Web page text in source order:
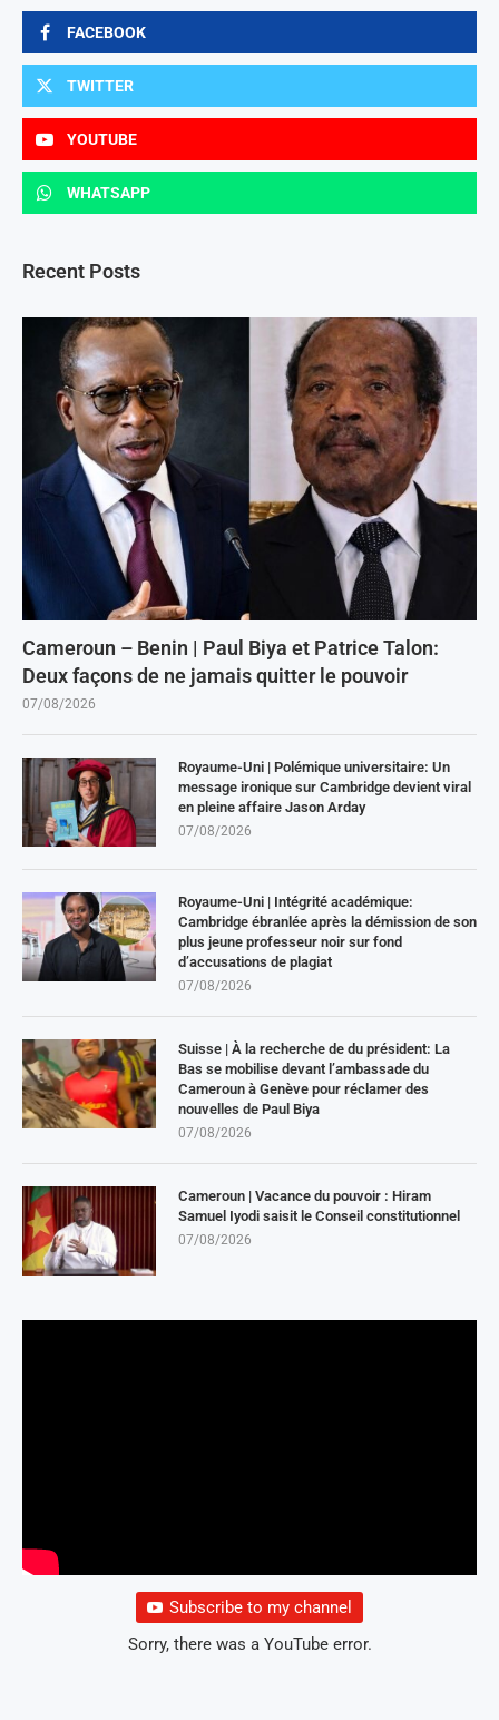
FACEBOOK
TWITTER
YOUTUBE
WHATSAPP
Recent Posts
Cameroun – Benin | Paul Biya et Patrice Talon:
Deux façons de ne jamais quitter le pouvoir
07/08/2026
Royaume-Uni | Polémique universitaire: Un
message ironique sur Cambridge devient viral
en pleine affaire Jason Arday
07/08/2026
Royaume-Uni | Intégrité académique:
Cambridge ébranlée après la démission de son
plus jeune professeur noir sur fond
d’accusations de plagiat
07/08/2026
Suisse | À la recherche de du président: La
Bas se mobilise devant l’ambassade du
Cameroun à Genève pour réclamer des
nouvelles de Paul Biya
07/08/2026
Cameroun | Vacance du pouvoir : Hiram
Samuel Iyodi saisit le Conseil constitutionnel
07/08/2026
Subscribe to my channel
Sorry, there was a YouTube error.